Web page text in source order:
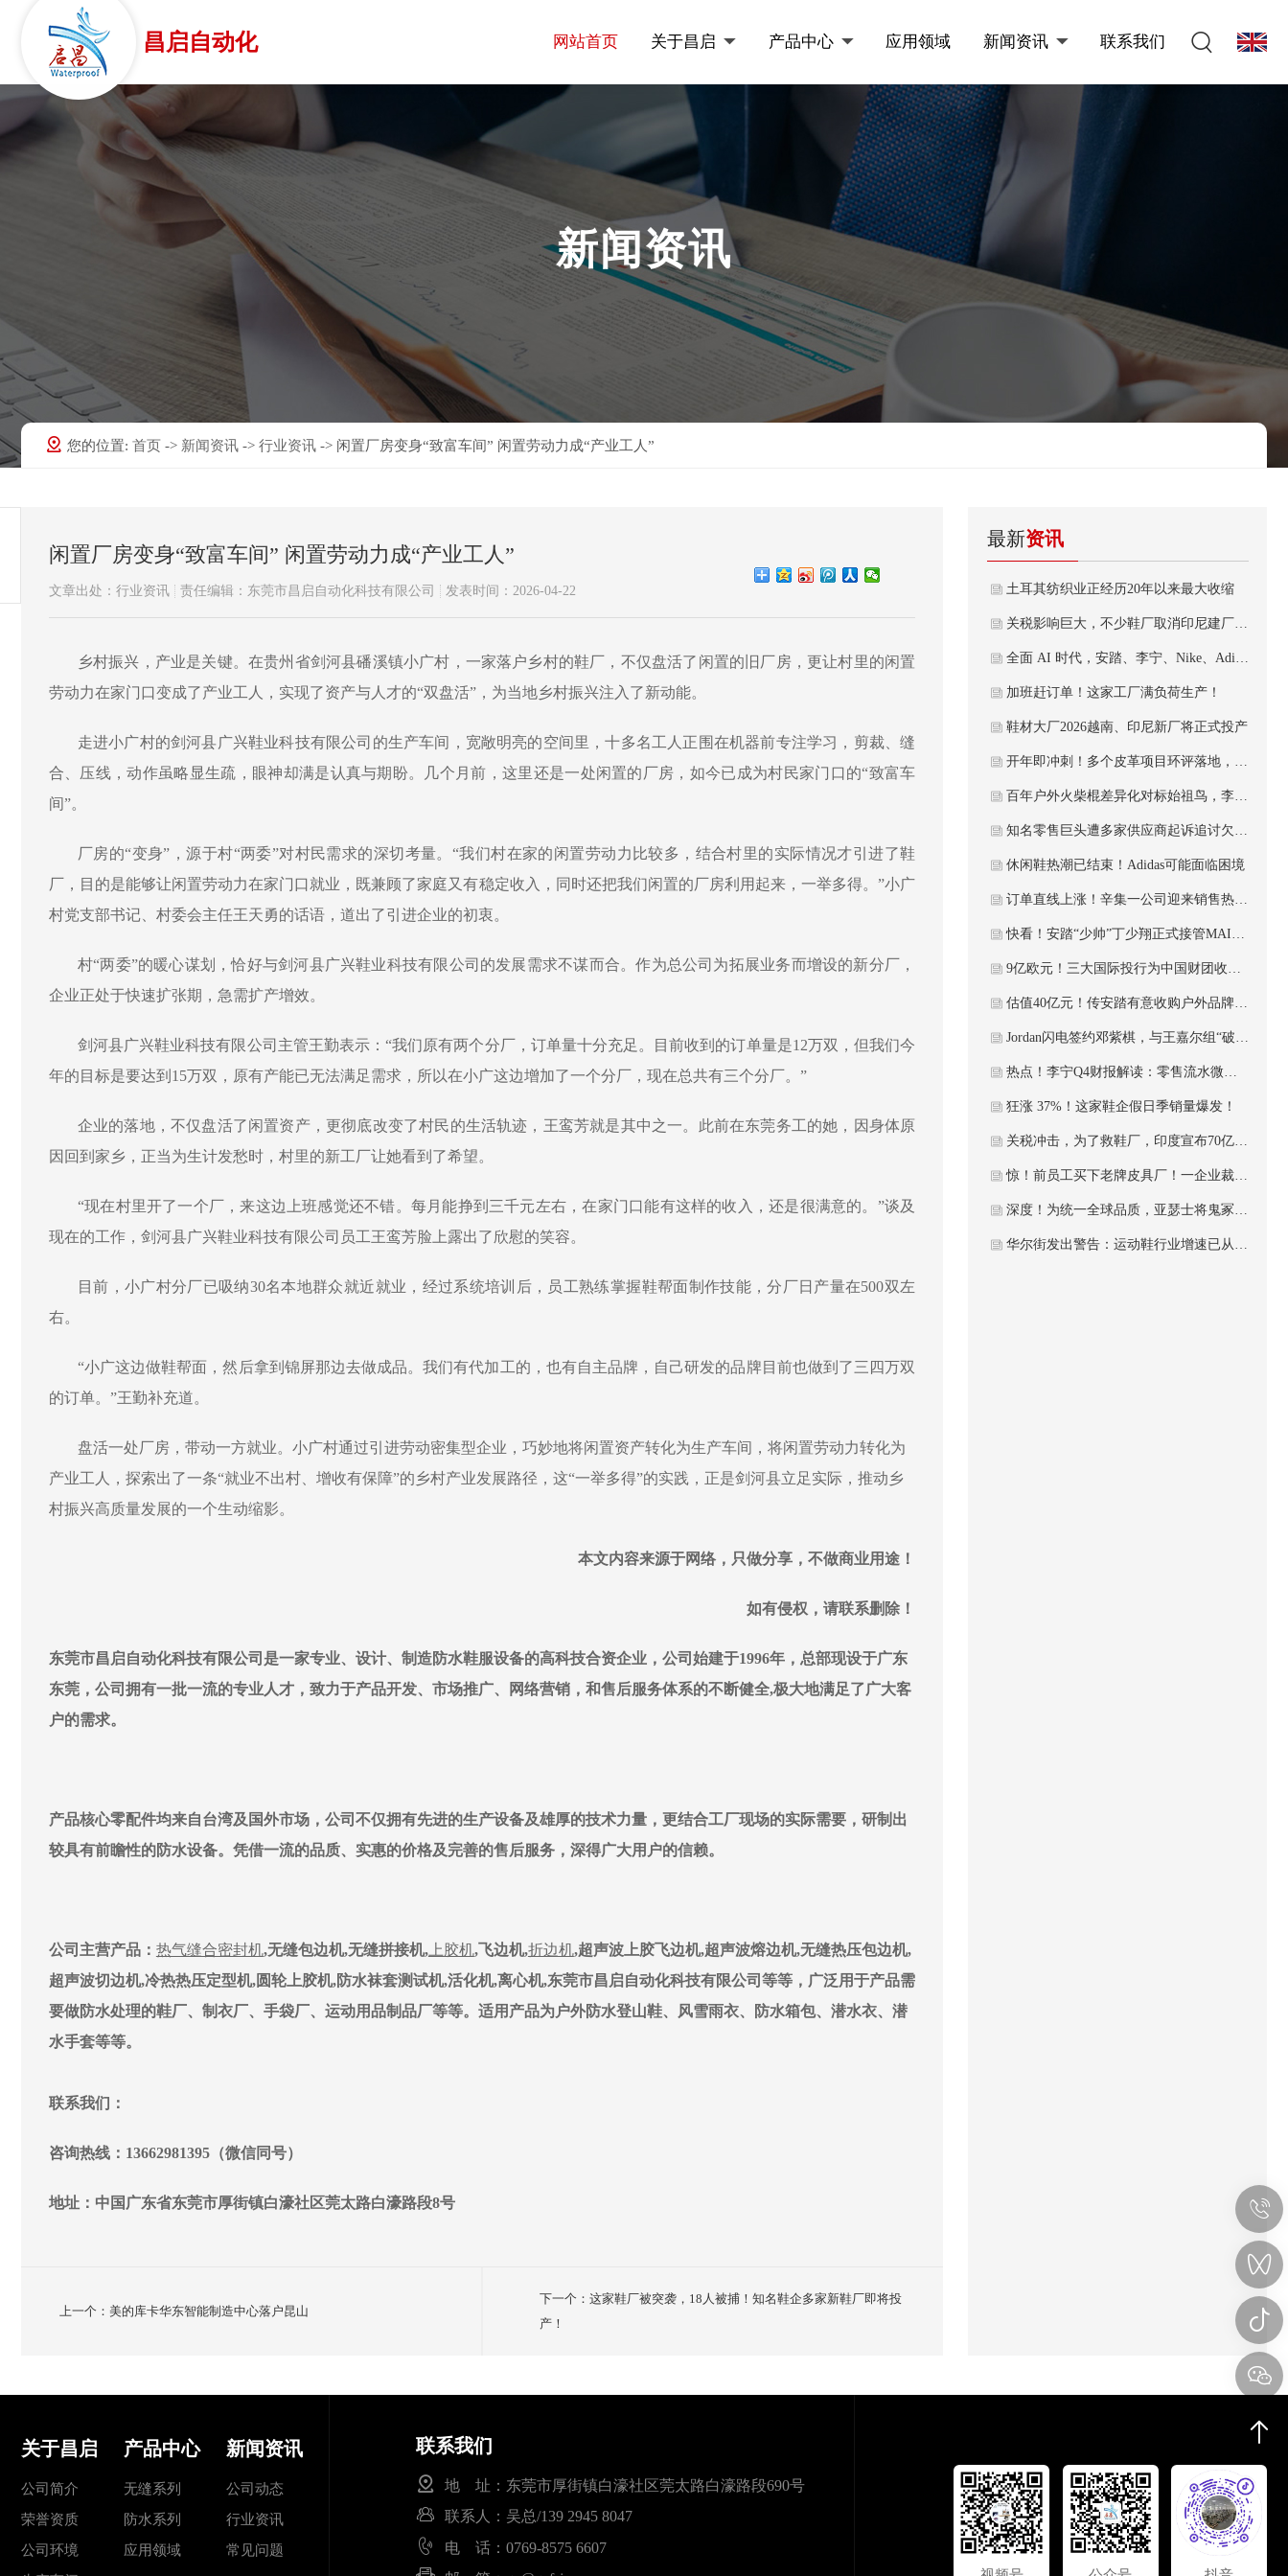
昌启自动化 网站首页 关于昌启 产品中心 应用领域 新闻资讯 联系我们
新闻资讯
您的位置: 首页 -> 新闻资讯 -> 行业资讯 -> 闲置厂房变身“致富车间” 闲置劳动力成“产业工人”
闲置厂房变身“致富车间” 闲置劳动力成“产业工人”
文章出处：行业资讯 责任编辑：东莞市昌启自动化科技有限公司 发表时间：2026-04-22
乡村振兴，产业是关键。在贵州省剑河县磻溪镇小广村，一家落户乡村的鞋厂，不仅盘活了闲置的旧厂房，更让村里的闲置
劳动力在家门口变成了产业工人，实现了资产与人才的“双盘活”，为当地乡村振兴注入了新动能。
走进小广村的剑河县广兴鞋业科技有限公司的生产车间，宽敞明亮的空间里，十多名工人正围在机器前专注学习，剪裁、缝
合、压线，动作虽略显生疏，眼神却满是认真与期盼。几个月前，这里还是一处闲置的厂房，如今已成为村民家门口的“致富车
间”。
厂房的“变身”，源于村“两委”对村民需求的深切考量。“我们村在家的闲置劳动力比较多，结合村里的实际情况才引进了鞋
厂，目的是能够让闲置劳动力在家门口就业，既兼顾了家庭又有稳定收入，同时还把我们闲置的厂房利用起来，一举多得。”小广
村党支部书记、村委会主任王天勇的话语，道出了引进企业的初衷。
村“两委”的暖心谋划，恰好与剑河县广兴鞋业科技有限公司的发展需求不谋而合。作为总公司为拓展业务而增设的新分厂，
企业正处于快速扩张期，急需扩产增效。
剑河县广兴鞋业科技有限公司主管王勤表示：“我们原有两个分厂，订单量十分充足。目前收到的订单量是12万双，但我们今
年的目标是要达到15万双，原有产能已无法满足需求，所以在小广这边增加了一个分厂，现在总共有三个分厂。”
企业的落地，不仅盘活了闲置资产，更彻底改变了村民的生活轨迹，王鸾芳就是其中之一。此前在东莞务工的她，因身体原
因回到家乡，正当为生计发愁时，村里的新工厂让她看到了希望。
“现在村里开了一个厂，来这边上班感觉还不错。每月能挣到三千元左右，在家门口能有这样的收入，还是很满意的。”谈及
现在的工作，剑河县广兴鞋业科技有限公司员工王鸾芳脸上露出了欣慰的笑容。
目前，小广村分厂已吸纳30名本地群众就近就业，经过系统培训后，员工熟练掌握鞋帮面制作技能，分厂日产量在500双左
右。
“小广这边做鞋帮面，然后拿到锦屏那边去做成品。我们有代加工的，也有自主品牌，自己研发的品牌目前也做到了三四万双
的订单。”王勤补充道。
盘活一处厂房，带动一方就业。小广村通过引进劳动密集型企业，巧妙地将闲置资产转化为生产车间，将闲置劳动力转化为
产业工人，探索出了一条“就业不出村、增收有保障”的乡村产业发展路径，这“一举多得”的实践，正是剑河县立足实际，推动乡
村振兴高质量发展的一个生动缩影。
本文内容来源于网络，只做分享，不做商业用途！
如有侵权，请联系删除！
东莞市昌启自动化科技有限公司是一家专业、设计、制造防水鞋服设备的高科技合资企业，公司始建于1996年，总部现设于广东
东莞，公司拥有一批一流的专业人才，致力于产品开发、市场推广、网络营销，和售后服务体系的不断健全,极大地满足了广大客
户的需求。
产品核心零配件均来自台湾及国外市场，公司不仅拥有先进的生产设备及雄厚的技术力量，更结合工厂现场的实际需要，研制出
较具有前瞻性的防水设备。凭借一流的品质、实惠的价格及完善的售后服务，深得广大用户的信赖。
公司主营产品： 热气缝合密封机,无缝包边机,无缝拼接机,上胶机,飞边机,折边机,超声波上胶飞边机,超声波熔边机,无缝热压包边机,
超声波切边机,冷热热压定型机,圆轮上胶机,防水袜套测试机,活化机,离心机,东莞市昌启自动化科技有限公司等等，广泛用于产品需
要做防水处理的鞋厂、制衣厂、手袋厂、运动用品制品厂等等。适用产品为户外防水登山鞋、风雪雨衣、防水箱包、潜水衣、潜
水手套等等。
联系我们：
咨询热线：13662981395（微信同号）
地址：中国广东省东莞市厚街镇白濠社区莞太路白濠路段8号
上一个：美的库卡华东智能制造中心落户昆山
下一个：这家鞋厂被突袭，18人被捕！知名鞋企多家新鞋厂即将投
产！
最新资讯
土耳其纺织业正经历20年以来最大收缩
关税影响巨大，不少鞋厂取消印尼建厂的计划
加班赶订单！这家工厂满负荷生产！
鞋材大厂2026越南、印尼新厂将正式投产
休闲鞋热潮已结束！Adidas可能面临困境
订单直线上涨！辛集一公司迎来销售热潮！这家制革企业获国际认证
狂涨 37%！这家鞋企假日季销量爆发！
关税冲击，为了救鞋厂，印度宣布70亿元的解救计划
惊！前员工买下老牌皮具厂！一企业裁479人连关两工厂！转移设备计划被紧急喊停！
关于昌启
公司简介
荣誉资质
公司环境
产品中心
无缝系列
防水系列
应用领域
新闻资讯
公司动态
行业资讯
常见问题
联系我们
地 址：东莞市厚街镇白濠社区莞太路白濠路段690号
联系人：吴总/139 2945 8047
电 话：0769-8575 6607